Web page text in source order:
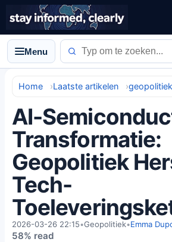
Menu
Home Laatste artikelen geopolitiek
AI-
Transformatie:
Geopolitiek
Tech-
2026-03-26 22:15•Geopolitiek•Emma
58% read